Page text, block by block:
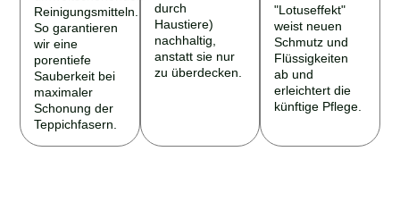
Reinigungsmitteln.
So garantieren
wir eine
porentiefe
Sauberkeit bei
maximaler
Schonung der
Teppichfasern.
durch
Haustiere)
nachhaltig,
anstatt sie nur
zu überdecken.
"Lotuseffekt"
weist neuen
Schmutz und
Flüssigkeiten
ab und
erleichtert die
künftige Pflege.